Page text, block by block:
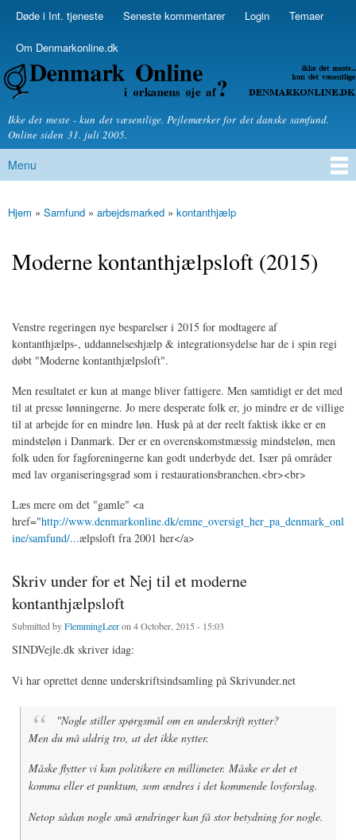
Skip to
Secondary menu
Døde i Int. tjeneste Seneste kommentarer Login Temaer
Om Denmarkonline.dk
Denmarkonline.dk - blognyheder om politik
Ikke det meste - kun det væsentlige. Pejlemærker for det danske samfund.
Online siden 31. juli 2005.
Main menu
Menu
You are here
Hjem » Samfund » arbejdsmarked » kontanthjælp
Moderne kontanthjælpsloft (2015)
Venstre regeringen nye besparelser i 2015 for modtagere af
kontanthjælps-, uddannelseshjælp & integrationsydelse har de i spin regi
døbt "Moderne kontanthjælpsloft".
Men resultatet er kun at mange bliver fattigere. Men samtidigt er det med
til at presse lønningerne. Jo mere desperate folk er, jo mindre er de villige
til at arbejde for en mindre løn. Husk på at der reelt faktisk ikke er en
mindsteløn i Danmark. Der er en overenskomstmæssig mindsteløn, men
folk uden for fagforeningerne kan godt underbyde det. Især på områder
med lav organiseringsgrad som i restaurationsbranchen.<br><br>
Læs mere om det "gamle" <a
href="http://www.denmarkonline.dk/emne_oversigt_her_pa_denmark_onl
ine/samfund/...ælpsloft fra 2001 her</a>
Skriv under for et Nej til et moderne
kontanthjælpsloft
Submitted byFlemmingLeeron 4 October, 2015 - 15:03
SINDVejle.dk skriver idag:
Vi har oprettet denne underskriftsindsamling på Skrivunder.net
"Nogle stiller spørgsmål om en underskrift nytter?
Men du må aldrig tro, at det ikke nytter.
Måske flytter vi kun politikere en millimeter. Måske er det et
komma eller et punktum, som ændres i det kommende lovforslag.
Netop sådan nogle små ændringer kan få stor betydning for nogle.